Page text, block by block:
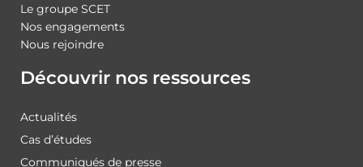
Le groupe SCET
Nos engagements
Nous rejoindre
Découvrir nos ressources
Actualités
Cas d’études
Communiqués de presse